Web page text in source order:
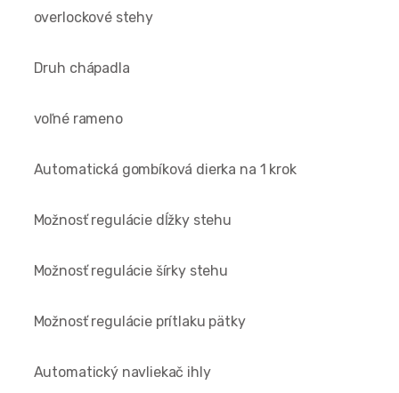
overlockové stehy
Druh chápadla
voľné rameno
Automatická gombíková dierka na 1 krok
Možnosť regulácie dĺžky stehu
Možnosť regulácie šírky stehu
Možnosť regulácie prítlaku pätky
Automatický navliekač ihly